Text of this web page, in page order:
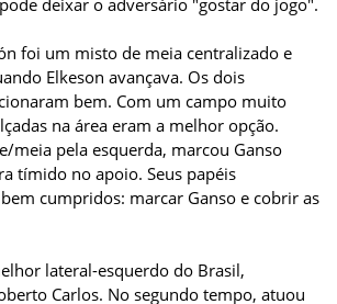
foi um misto de meia centralizado e
Elkeson avançava. Os dois
bem. Com um campo muito
na área eram a melhor opção.
meia pela esquerda, marcou Ganso
tímido no apoio. Seus papéis
cumpridos: marcar Ganso e cobrir as
lateral-esquerdo do Brasil,
Carlos. No segundo tempo, atuou